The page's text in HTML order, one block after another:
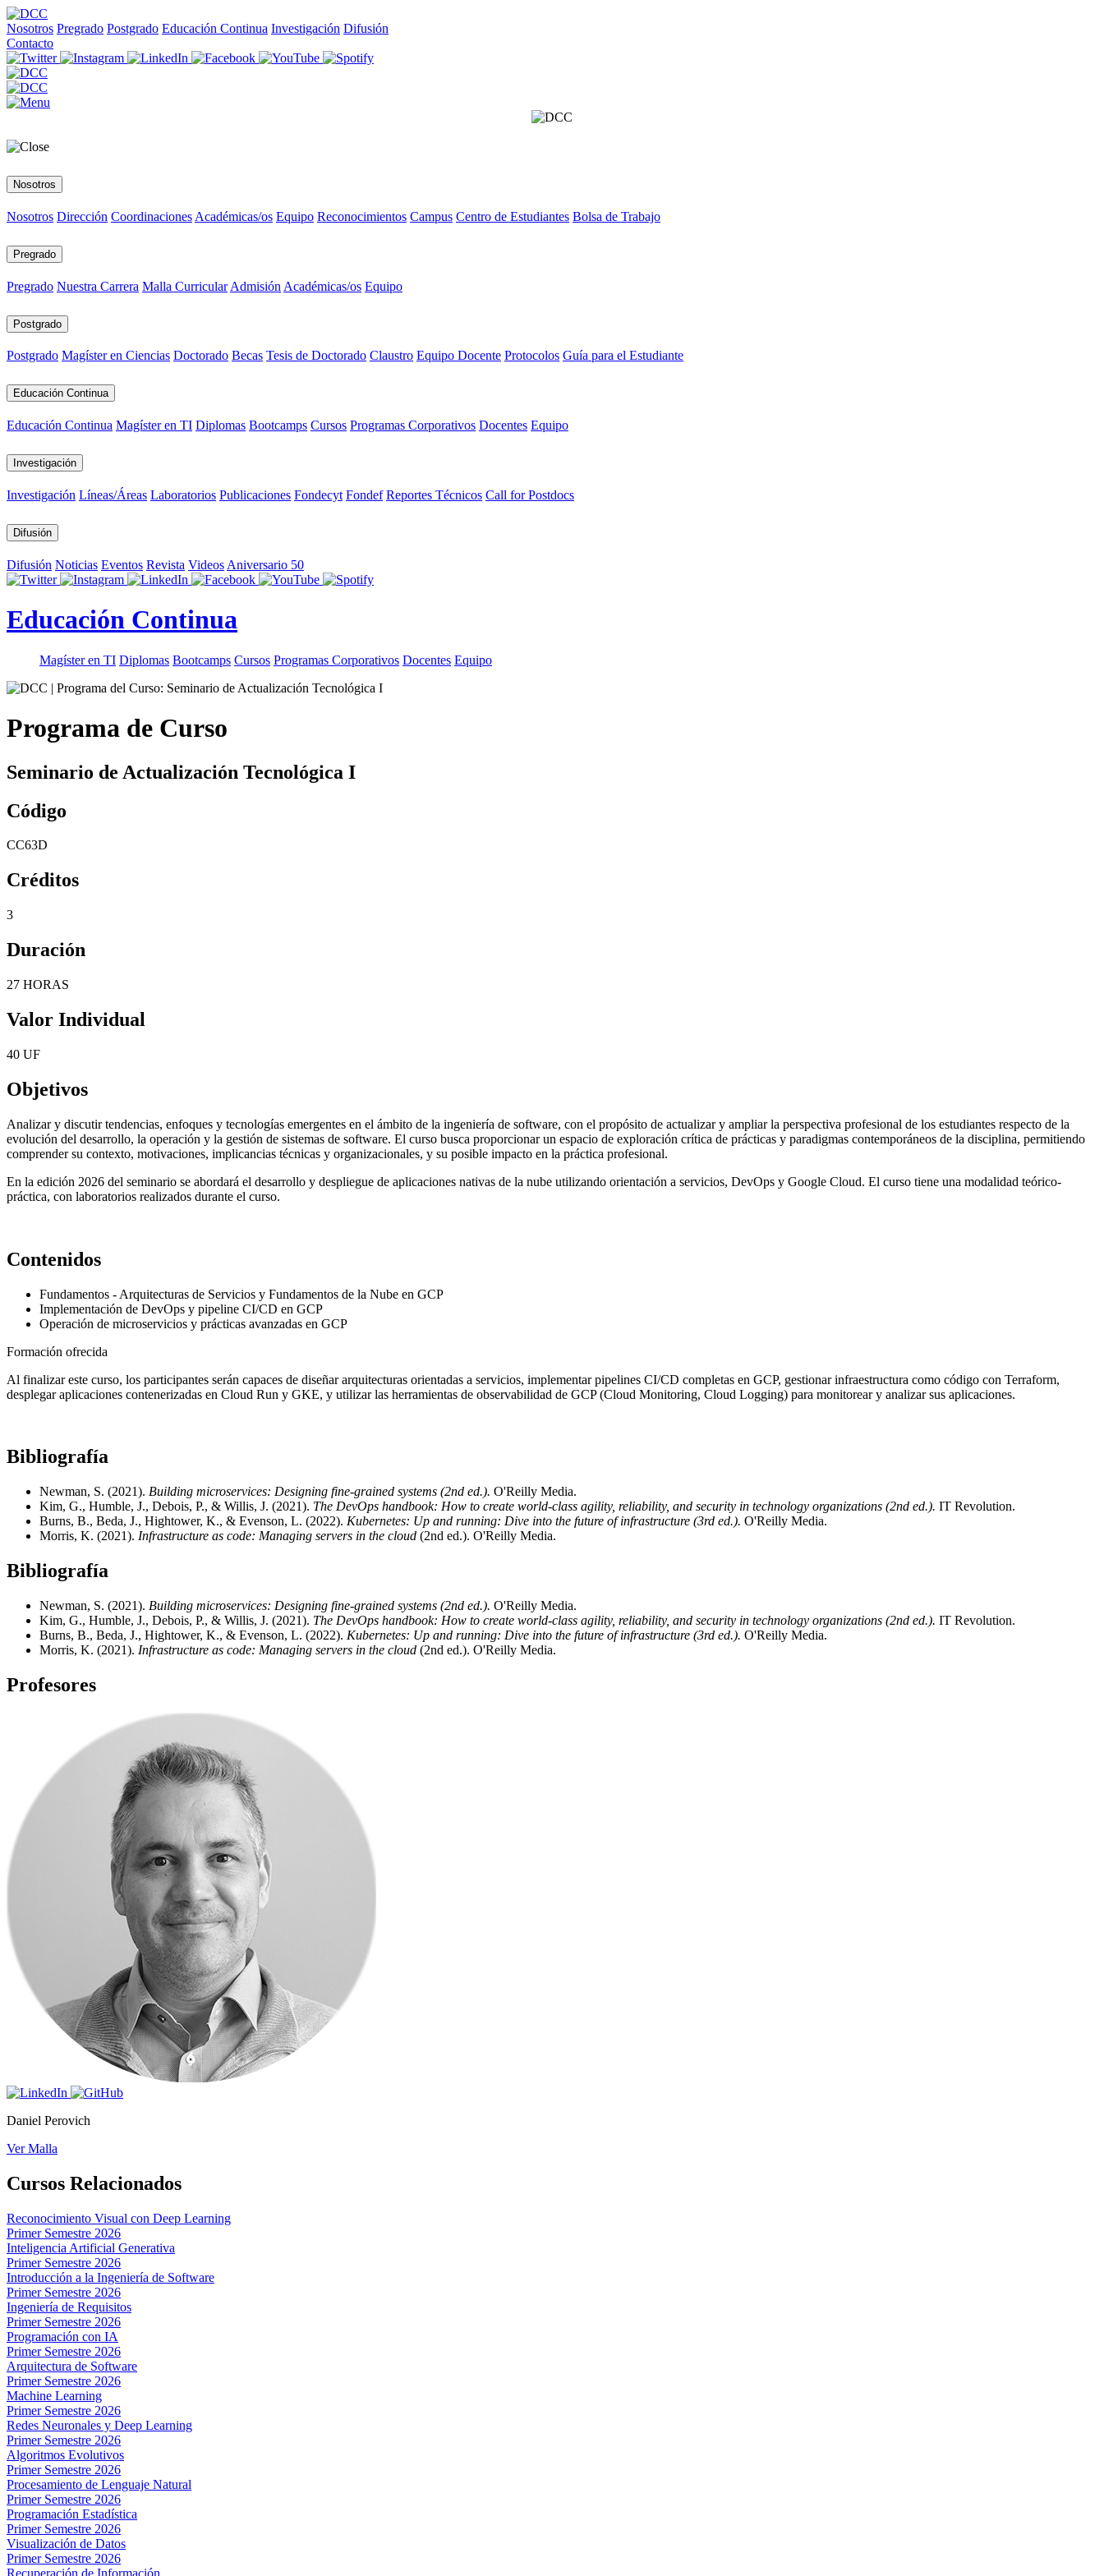
Nosotros Pregrado Postgrado Educación Continua Investigación Difusión
Contacto
Nosotros
Nosotros Dirección Coordinaciones Académicas/os Equipo Reconocimientos Campus Centro de Estudiantes Bolsa de Trabajo
Pregrado
Pregrado Nuestra Carrera Malla Curricular Admisión Académicas/os Equipo
Postgrado
Postgrado Magíster en Ciencias Doctorado Becas Tesis de Doctorado Claustro Equipo Docente Protocolos Guía para el Estudiante
Educación Continua
Educación Continua Magíster en TI Diplomas Bootcamps Cursos Programas Corporativos Docentes Equipo
Investigación
Investigación Líneas/Áreas Laboratorios Publicaciones Fondecyt Fondef Reportes Técnicos Call for Postdocs
Difusión
Difusión Noticias Eventos Revista Videos Aniversario 50
Educación Continua
Magíster en TI Diplomas Bootcamps Cursos Programas Corporativos Docentes Equipo
Programa de Curso
Seminario de Actualización Tecnológica I
Código
CC63D
Créditos
3
Duración
27 HORAS
Valor Individual
40 UF
Objetivos
Analizar y discutir tendencias, enfoques y tecnologías emergentes en el ámbito de la ingeniería de software, con el propósito de actualizar y ampliar la perspectiva profesional de los estudiantes respecto de la
evolución del desarrollo, la operación y la gestión de sistemas de software. El curso busca proporcionar un espacio de exploración crítica de prácticas y paradigmas contemporáneos de la disciplina, permitiendo
comprender su contexto, motivaciones, implicancias técnicas y organizacionales, y su posible impacto en la práctica profesional.
En la edición 2026 del seminario se abordará el desarrollo y despliegue de aplicaciones nativas de la nube utilizando orientación a servicios, DevOps y Google Cloud. El curso tiene una modalidad teórico-
práctica, con laboratorios realizados durante el curso.
Contenidos
Fundamentos - Arquitecturas de Servicios y Fundamentos de la Nube en GCP
Implementación de DevOps y pipeline CI/CD en GCP
Operación de microservicios y prácticas avanzadas en GCP
Formación ofrecida
Al finalizar este curso, los participantes serán capaces de diseñar arquitecturas orientadas a servicios, implementar pipelines CI/CD completas en GCP, gestionar infraestructura como código con Terraform,
desplegar aplicaciones contenerizadas en Cloud Run y GKE, y utilizar las herramientas de observabilidad de GCP (Cloud Monitoring, Cloud Logging) para monitorear y analizar sus aplicaciones.
Bibliografía
Newman, S. (2021). Building microservices: Designing fine-grained systems (2nd ed.). O'Reilly Media.
Kim, G., Humble, J., Debois, P., & Willis, J. (2021). The DevOps handbook: How to create world-class agility, reliability, and security in technology organizations (2nd ed.). IT Revolution.
Burns, B., Beda, J., Hightower, K., & Evenson, L. (2022). Kubernetes: Up and running: Dive into the future of infrastructure (3rd ed.). O'Reilly Media.
Morris, K. (2021). Infrastructure as code: Managing servers in the cloud (2nd ed.). O'Reilly Media.
Bibliografía
Newman, S. (2021). Building microservices: Designing fine-grained systems (2nd ed.). O'Reilly Media.
Kim, G., Humble, J., Debois, P., & Willis, J. (2021). The DevOps handbook: How to create world-class agility, reliability, and security in technology organizations (2nd ed.). IT Revolution.
Burns, B., Beda, J., Hightower, K., & Evenson, L. (2022). Kubernetes: Up and running: Dive into the future of infrastructure (3rd ed.). O'Reilly Media.
Morris, K. (2021). Infrastructure as code: Managing servers in the cloud (2nd ed.). O'Reilly Media.
Profesores
Daniel Perovich
Ver Malla
Cursos Relacionados
Reconocimiento Visual con Deep Learning
Primer Semestre 2026
Inteligencia Artificial Generativa
Primer Semestre 2026
Introducción a la Ingeniería de Software
Primer Semestre 2026
Ingeniería de Requisitos
Primer Semestre 2026
Programación con IA
Primer Semestre 2026
Arquitectura de Software
Primer Semestre 2026
Machine Learning
Primer Semestre 2026
Redes Neuronales y Deep Learning
Primer Semestre 2026
Algoritmos Evolutivos
Primer Semestre 2026
Procesamiento de Lenguaje Natural
Primer Semestre 2026
Programación Estadística
Primer Semestre 2026
Visualización de Datos
Primer Semestre 2026
Recuperación de Información